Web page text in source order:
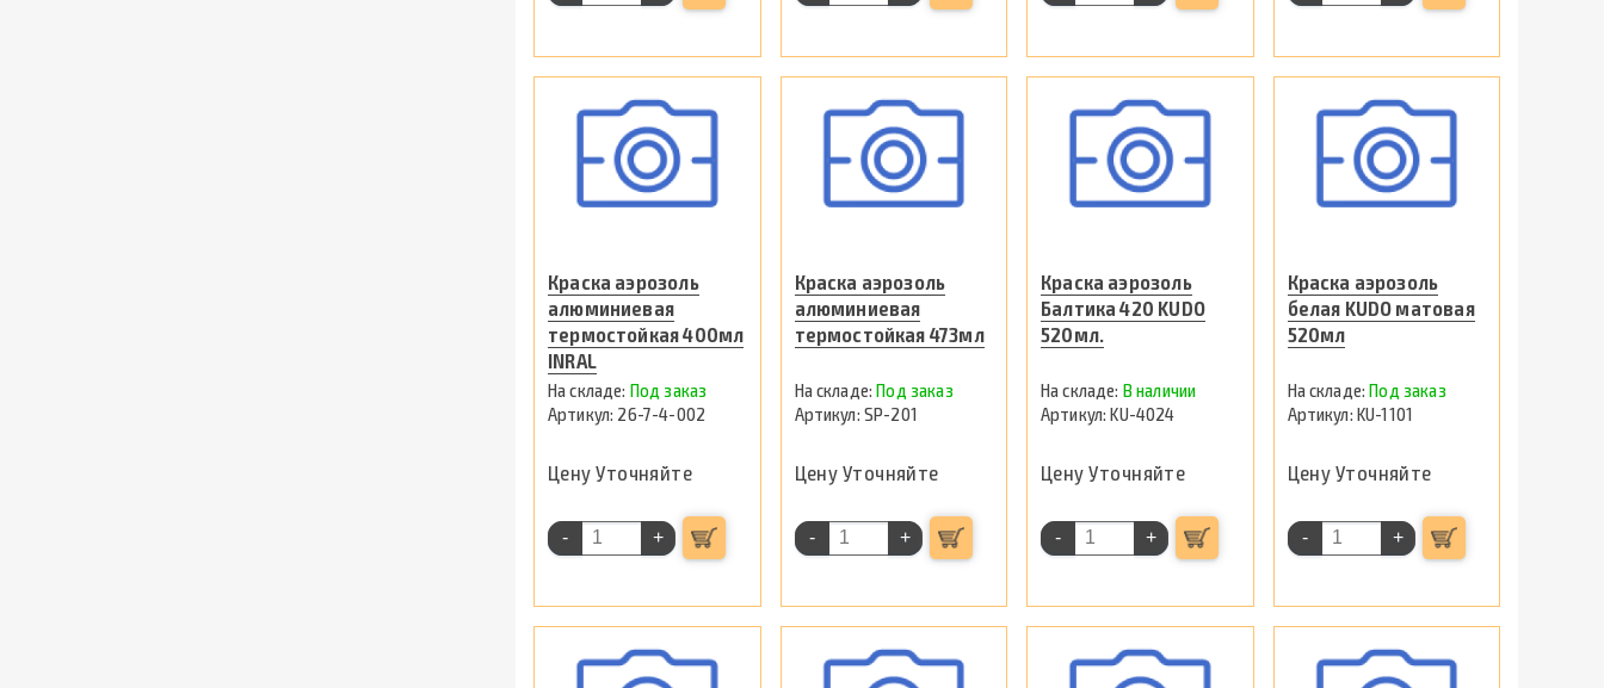
Краска аэрозоль
алюминиевая
термостойкая 400мл
INRAL
Под заказ
26-7-4-002
Цену Уточняйте
- +
Краска аэрозоль
алюминиевая
термостойкая 473мл
Под заказ
SP-201
Цену Уточняйте
- +
Краска аэрозоль
Балтика 420 KUDO
520мл.
В наличии
KU-4024
Цену Уточняйте
- +
Краска аэрозоль
белая KUDO матовая
520мл
Под заказ
KU-1101
Цену Уточняйте
- +